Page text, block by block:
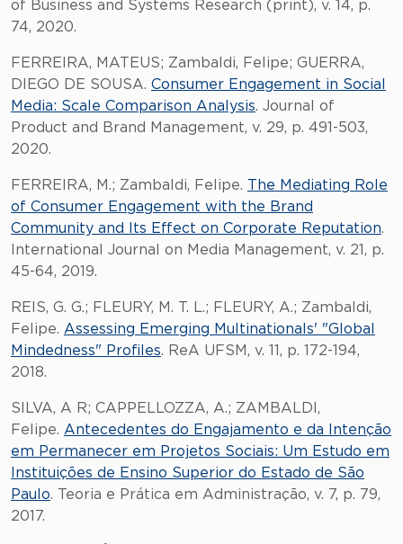
of Business and Systems Research (print), v. 14, p.
74, 2020.
FERREIRA, MATEUS; Zambaldi, Felipe; GUERRA,
DIEGO DE SOUSA. Consumer Engagement in Social
Media: Scale Comparison Analysis. Journal of
Product and Brand Management, v. 29, p. 491-503,
2020.
FERREIRA, M.; Zambaldi, Felipe. The Mediating Role
of Consumer Engagement with the Brand
Community and Its Effect on Corporate Reputation.
International Journal on Media Management, v. 21, p.
45-64, 2019.
REIS, G. G.; FLEURY, M. T. L.; FLEURY, A.; Zambaldi,
Felipe. Assessing Emerging Multinationals' "Global
Mindedness" Profiles. ReA UFSM, v. 11, p. 172-194,
2018.
SILVA, A R; CAPPELLOZZA, A.; ZAMBALDI,
Felipe. Antecedentes do Engajamento e da Intenção
em Permanecer em Projetos Sociais: Um Estudo em
Instituições de Ensino Superior do Estado de São
Paulo. Teoria e Prática em Administração, v. 7, p. 79,
2017.